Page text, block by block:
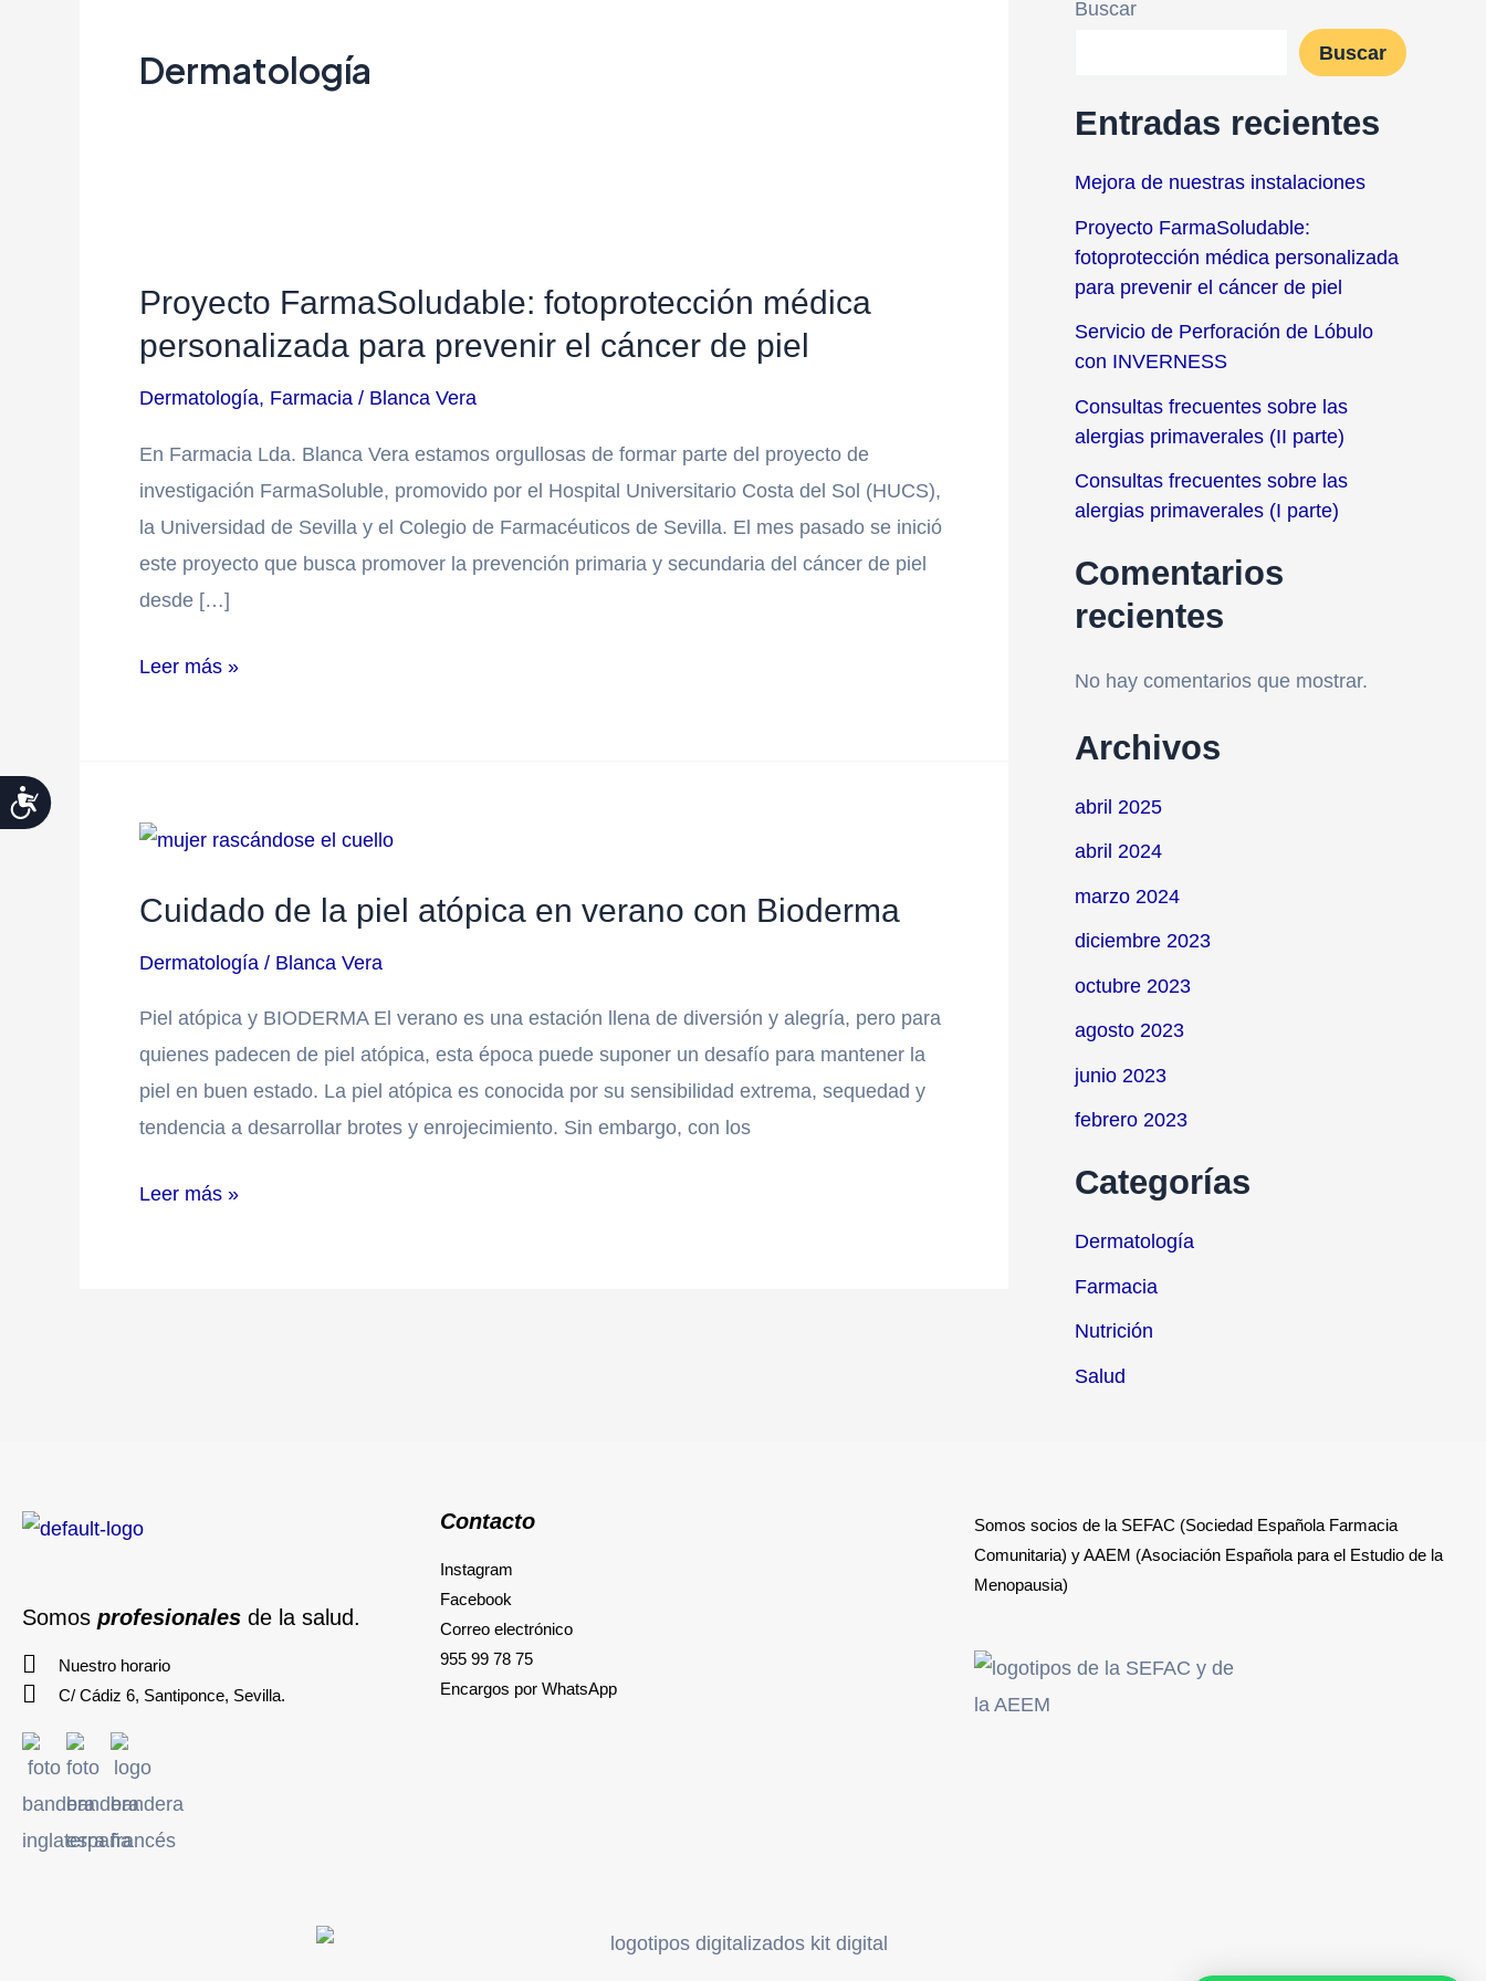
un
menú
Accesibilidad
Dermatología
Proyecto FarmaSoludable: fotoprotección médica
personalizada para prevenir el cáncer de piel
Dermatología, Farmacia / Blanca Vera
En Farmacia Lda. Blanca Vera estamos orgullosas de formar parte del proyecto de
investigación FarmaSoluble, promovido por el Hospital Universitario Costa del Sol (HUCS),
la Universidad de Sevilla y el Colegio de Farmacéuticos de Sevilla. El mes pasado se inició
este proyecto que busca promover la prevención primaria y secundaria del cáncer de piel
desde […]
fotoprotección
médica
prevenir
el
cáncer
de
piel
Leer más »
Cuidado de la piel atópica en verano con Bioderma
Dermatología / Blanca Vera
Piel atópica y BIODERMA El verano es una estación llena de diversión y alegría, pero para
quienes padecen de piel atópica, esta época puede suponer un desafío para mantener la
piel en buen estado. La piel atópica es conocida por su sensibilidad extrema, sequedad y
tendencia a desarrollar brotes y enrojecimiento. Sin embargo, con los
Cuidado
la
en
verano
con
Bioderma
Leer más »
Buscar
Buscar
Entradas recientes
Mejora de nuestras instalaciones
Proyecto FarmaSoludable:
fotoprotección médica personalizada
para prevenir el cáncer de piel
Servicio de Perforación de Lóbulo
con INVERNESS
Consultas frecuentes sobre las
alergias primaverales (II parte)
Consultas frecuentes sobre las
alergias primaverales (I parte)
Comentarios
recientes
No hay comentarios que mostrar.
Archivos
abril 2025
abril 2024
marzo 2024
diciembre 2023
octubre 2023
agosto 2023
junio 2023
febrero 2023
Categorías
Dermatología
Farmacia
Nutrición
Salud
Somos profesionales de la salud.
Nuestro horario
C/ Cádiz 6, Santiponce, Sevilla.
Contacto
Instagram
Facebook
Correo electrónico
955 99 78 75
Encargos por WhatsApp
Somos socios de la SEFAC (Sociedad Española Farmacia
Comunitaria) y AAEM (Asociación Española para el Estudio de la
Menopausia)